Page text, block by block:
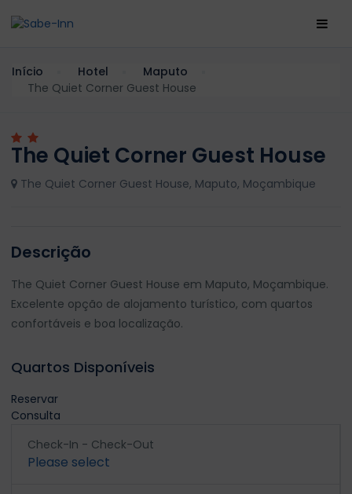
Início Hotel
Maputo
The Quiet Corner Guest House
The Quiet Corner Guest House
The Quiet Corner Guest House, Maputo, Moçambique
Descrição
The Quiet Corner Guest House em Maputo, Moçambique.
Excelente opção de alojamento turístico, com quartos
confortáveis e boa localização.
Quartos Disponíveis
Reservar
Consulta
Check-In - Check-Out
Please select